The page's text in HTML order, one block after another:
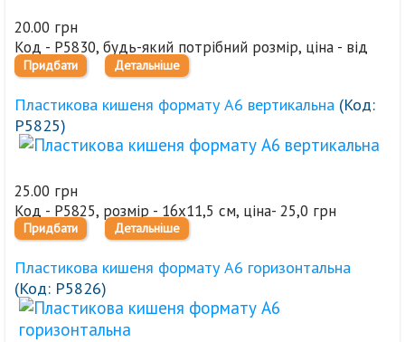
20.00 грн
Код - Р5830, будь-який потрібний розмір, ціна - від
20,0 грн
Придбати Детальніше
Пластикова кишеня формату А6 вертикальна (Код:
Р5825)
25.00 грн
Код - Р5825, розмір - 16х11,5 см, ціна- 25,0 грн
Придбати Детальніше
Пластикова кишеня формату А6 горизонтальна
(Код: Р5826)